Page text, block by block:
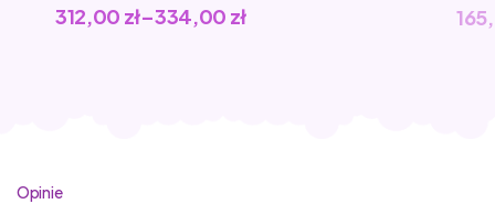
312,00 zł–334,00 zł
Opinie